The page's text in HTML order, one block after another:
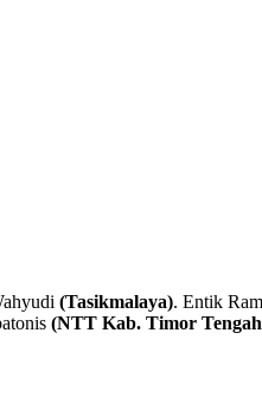
(Tasikmalaya). Entik
(NTT Kab. Timor